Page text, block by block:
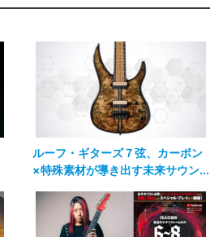
ルーフ・ギターズ７弦、カーボン
×特殊素材が導き出す未来サウン...